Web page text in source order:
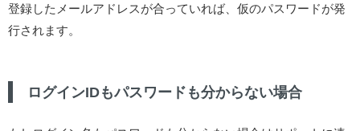
登録したメールアドレスが合っていれば、仮のパスワードが発
行されます。
ログインIDもパスワードも分からない場合